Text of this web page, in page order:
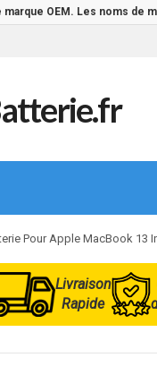
marque OEM. Les noms
Pour Apple MacBook 13
Livraison
Rapide